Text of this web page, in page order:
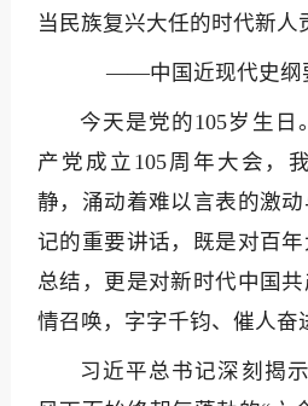
当民族复兴大任的时代新人
——中国近现代史纲
今天是党的105岁生日
产党成立105周年大会，
静，涌动着难以言表的激
记的重要讲话，既是对百
总结，更是对新时代中国
情召唤，字字千钧、催人奋
习近平总书记深刻揭